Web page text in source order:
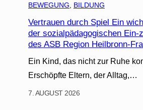
BEWEGUNG BILDUNG
Vertrauen durch Spiel Ein
der sozialpädagogischen Ein-
des ASB Region Heilbronn-
Ein Kind, das nicht zur Ruhe
Erschöpfte Eltern, der Alltag,…
7. AUGUST 2026